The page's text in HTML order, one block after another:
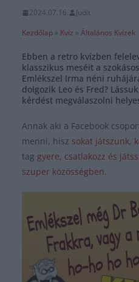
2024.07.16.
Judit
Kezdőlap » Kvíz » Általános Kvízek
Ebben a retro kvízben
klasszikus meséit a
Emlékszel Irma néni
dolgozik Leo és Fred?
kérdést megválaszolni
Annak aki a Facebook
menni, hisz sokat játszunk,
tag gyere, csatlakozz és
szuper közösségben.